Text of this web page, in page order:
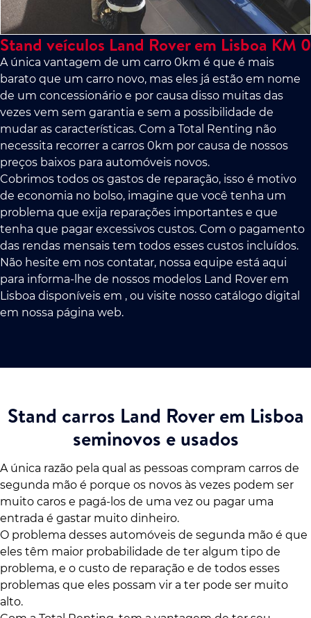
Stand veículos Land Rover em Lisboa KM 0
A única vantagem de um carro 0km é que é mais
barato que um carro novo, mas eles já estão em nome
de um concessionário e por causa disso muitas das
vezes vem sem garantia e sem a possibilidade de
mudar as características. Com a Total Renting não
necessita recorrer a carros 0km por causa de nossos
preços baixos para automóveis novos.
Cobrimos todos os gastos de reparação, isso é motivo
de economia no bolso, imagine que você tenha um
problema que exija reparações importantes e que
tenha que pagar excessivos custos. Com o pagamento
das rendas mensais tem todos esses custos incluídos.
Não hesite em nos contatar, nossa equipe está aqui
para informa-lhe de nossos modelos Land Rover em
Lisboa disponíveis em , ou visite nosso catálogo digital
em nossa página web.
Stand carros Land Rover em Lisboa
seminovos e usados
A única razão pela qual as pessoas compram carros de
segunda mão é porque os novos às vezes podem ser
muito caros e pagá-los de uma vez ou pagar uma
entrada é gastar muito dinheiro.
O problema desses automóveis de segunda mão é que
eles têm maior probabilidade de ter algum tipo de
problema, e o custo de reparação e de todos esses
problemas que eles possam vir a ter pode ser muito
alto.